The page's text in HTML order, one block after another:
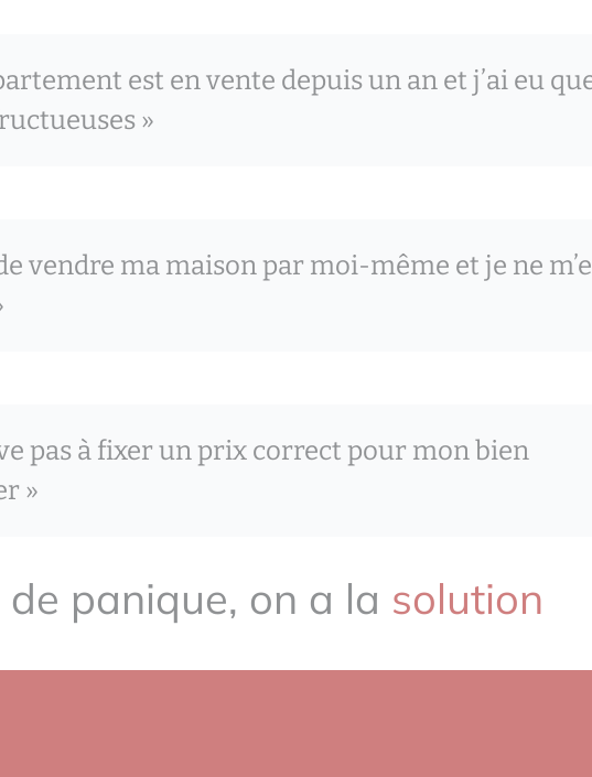
est en vente depuis un an et j’ai eu
»
de vendre ma maison par moi-même et je ne
pas à fixer un prix correct pour mon bien
»
de panique, on a la solution